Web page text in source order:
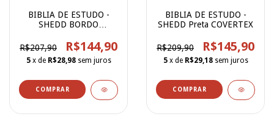
BIBLIA DE ESTUDO -
SHEDD BORDO
R$207,90
R$144,90
5 x de R$28,98 sem juros
BIBLIA DE ESTUDO -
SHEDD Preta COVERTEX
R$209,90 R$145,90
5 x de R$29,18 sem juros